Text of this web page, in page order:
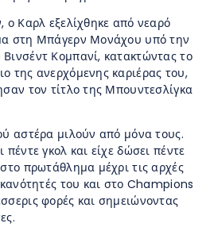
Καρλ εξελίχθηκε από νεαρό
στη Μπάγερν Μονάχου υπό την
Κομπανί, κατακτώντας το
της ανερχόμενης καριέρας του,
τον τίτλο της Μπουντεσλίγκα
αστέρα μιλούν από μόνα τους.
γκολ και είχε δώσει πέντε
πρωτάθλημα μέχρι τις αρχές
του και στο Champions
φορές και σημειώνοντας